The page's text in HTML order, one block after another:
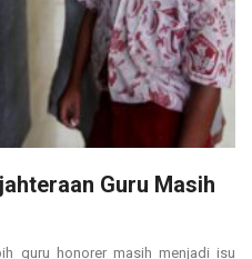
Guru Masih
guru honorer masih menjadi isu